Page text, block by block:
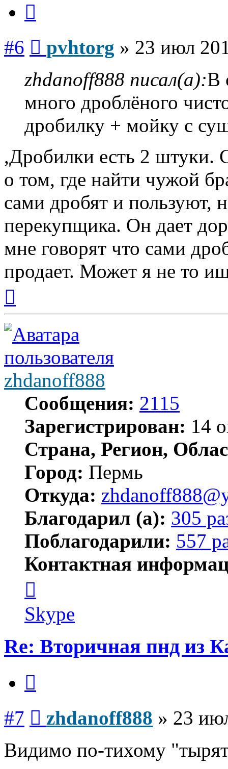
#6 pvhtorg » 23 июл
zhdanoff888 писал(а):В
много дроблёного
дробилку + мойку с
,Дробилки есть 2 штуки.
о том, где найти чужой
сами дробят и пользуют,
перекупщика. Он дает
мне говорят что сами
продает. Может я не то
началу
zhdanoff888
Сообщения: 2115
Зарегистрирован: 14
Страна, Регион,
Город: Пермь
Откуда:
Благодарил (а): 305
Поблагодарили: 557
Контактная
пользователя
zhdanoff888
Skype
Re: Вторичная пнд из
#7 zhdanoff888 » 23
Видимо по-тихому